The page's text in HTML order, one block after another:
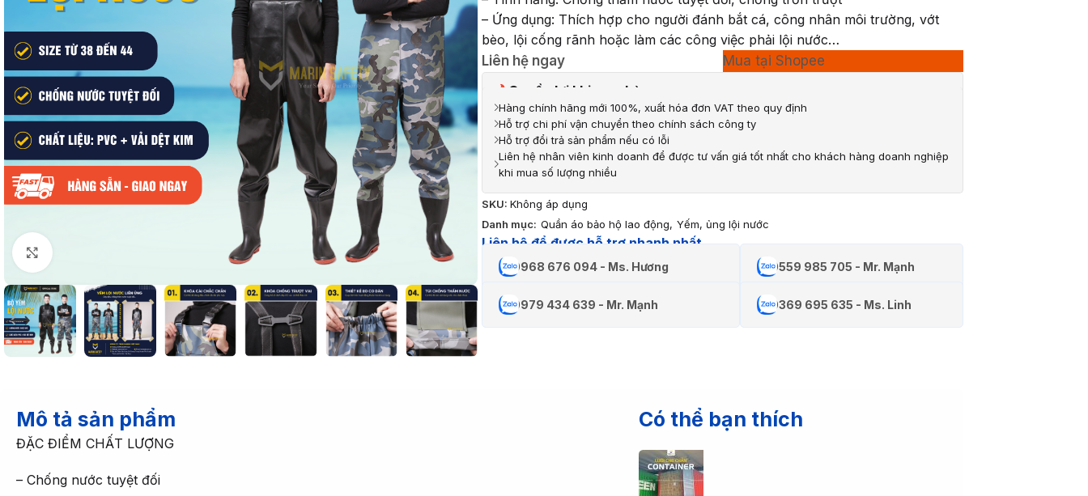
– Ứng dụng: Thích hợp cho người đánh bắt cá, công nhân môi trường, vớt
bèo, lội cống rãnh hoặc làm các công việc phải lội nước…
Liên hệ ngay
Mua tại Shopee
Quyền lợi khi mua hàng
Hàng chính hãng mới 100%, xuất hóa đơn VAT theo quy định
Hỗ trợ chi phí vận chuyển theo chính sách công ty
Hỗ trợ đổi trả sản phẩm nếu có lỗi
Liên hệ nhân viên kinh doanh để được tư vấn giá tốt nhất cho khách hàng doanh nghiệp
khi mua số lượng nhiều
SKU: Không áp dụng
Danh mục: Quần áo bảo hộ lao động, Yếm, ủng lội nước
Liên hệ để được hỗ trợ nhanh nhất
0968 676 094 - Ms. Hương 0559 985 705 - Mr. Mạnh
0979 434 639 - Mr. Mạnh 0369 695 635 - Ms. Linh
Mô tả sản phẩm
ĐẶC ĐIỂM CHẤT LƯỢNG
– Chống nước tuyệt đối
Có thể bạn thích